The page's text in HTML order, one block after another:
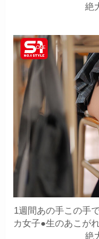
絶
1週間あの手この手
カ女子●生のあこが
絶